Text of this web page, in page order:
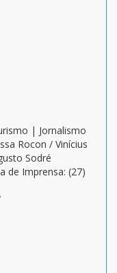
| Jornalismo
Rocon / Vinícius
Sodré
de Imprensa: (27)